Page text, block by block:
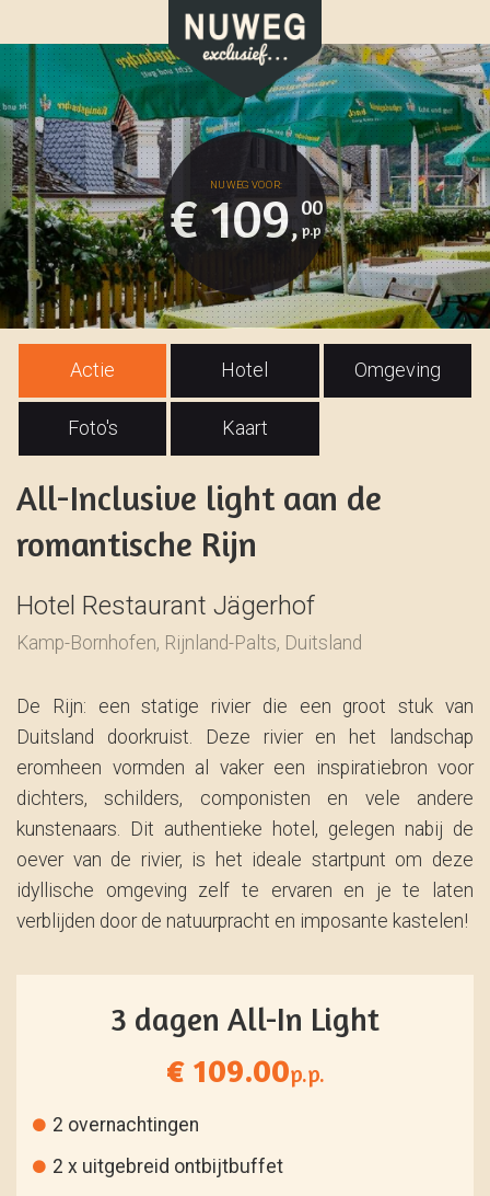
€ 109,
00
Actie Hotel Omgeving
Foto's Kaart
All-Inclusive light aan de
romantische Rijn
Hotel Restaurant Jägerhof
Kamp-Bornhofen, Rijnland-Palts, Duitsland
De Rijn: een statige rivier die een groot stuk van
Duitsland doorkruist. Deze rivier en het landschap
eromheen vormden al vaker een inspiratiebron voor
dichters, schilders, componisten en vele andere
kunstenaars. Dit authentieke hotel, gelegen nabij de
oever van de rivier, is het ideale startpunt om deze
idyllische omgeving zelf te ervaren en je te laten
verblijden door de natuurpracht en imposante kastelen!
3 dagen All-In Light
€ 109.00p.p.
2 overnachtingen
2 x uitgebreid ontbijtbuffet